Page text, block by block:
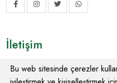
İletişim
+90 212 438 80 69
Bu web sitesinde çerezler